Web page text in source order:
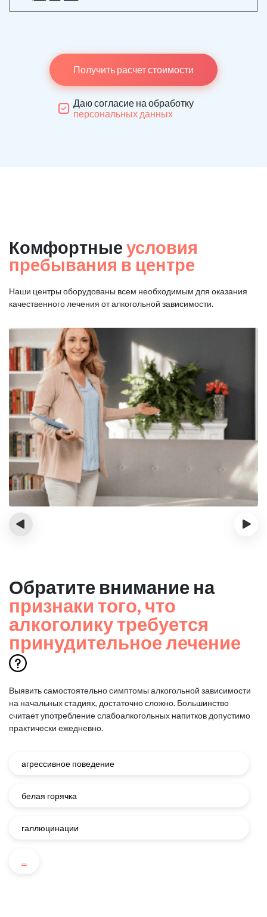
Получить расчет стоимости
Даю согласие на обработку
персональных данных
Комфортные условия
пребывания в центре
Наши центры оборудованы всем необходимым для оказания
качественного лечения от алкогольной зависимости.
‹ ›
Обратите внимание на
признаки того, что
алкоголику требуется
принудительное лечение
Выявить самостоятельно симптомы алкогольной зависимости
на начальных стадиях, достаточно сложно. Большинство
считает употребление слабоалкогольных напитков допустимо
практически ежедневно.
агрессивное поведение
белая горячка
галлюцинации
...